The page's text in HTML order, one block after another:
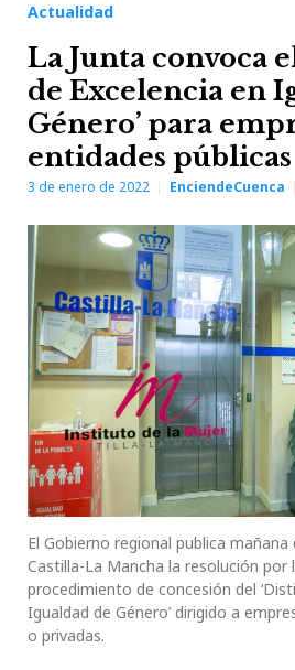
Actualidad
La Junta convoca
de Excelencia en
Género’ para
entidades
3 de enero de 2022 EnciendeCuenca
El Gobierno regional publica
Castilla-La Mancha la resolución por
procedimiento de concesión del
Igualdad de Género’ dirigido a
o privadas.